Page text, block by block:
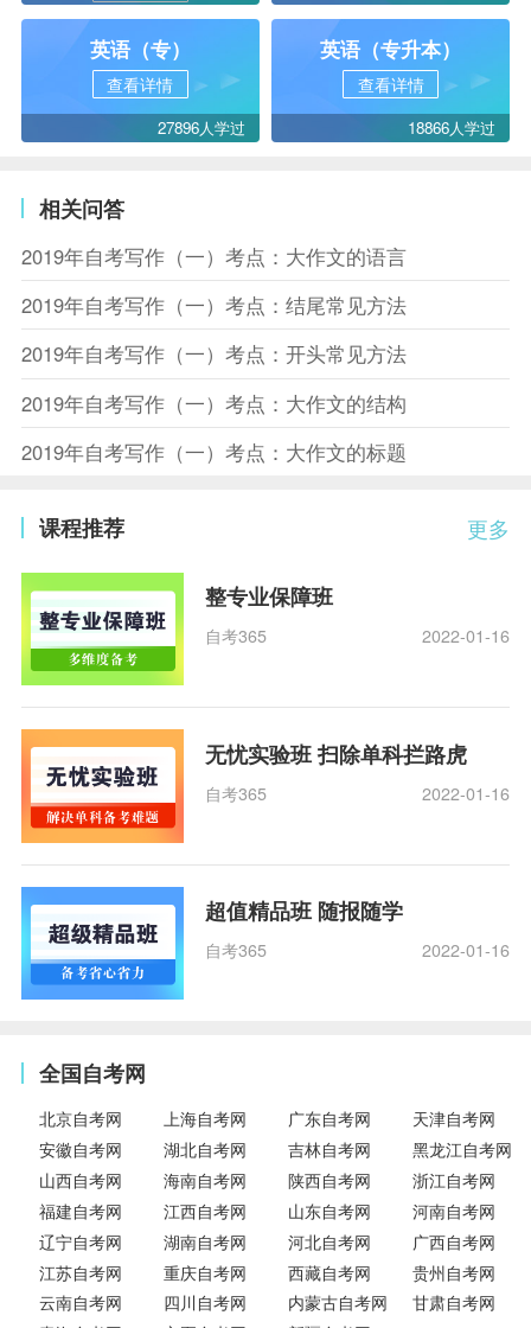
英语（专）
查看详情
27896人学过
英语（专升本）
查看详情
18866人学过
相关问答
2019年自考写作（一）考点：大作文的语言
2019年自考写作（一）考点：结尾常见方法
2019年自考写作（一）考点：开头常见方法
2019年自考写作（一）考点：大作文的结构
2019年自考写作（一）考点：大作文的标题
更多
课程推荐
整专业保障班
自考365 2022-01-16
无忧实验班 扫除单科拦路虎
自考365 2022-01-16
超值精品班 随报随学
自考365 2022-01-16
全国自考网
北京自考网 上海自考网 广东自考网
天津自考网
安徽自考网
湖北自考网 吉林自考网
黑龙江自考网
山西自考网
海南自考网 陕西自考网
浙江自考网
福建自考网
江西自考网 山东自考网
河南自考网
辽宁自考网
湖南自考网 河北自考网
广西自考网
江苏自考网
重庆自考网 西藏自考网
贵州自考网
云南自考网
四川自考网 内蒙古自考网
甘肃自考网